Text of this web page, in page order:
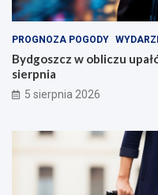
PROGNOZA POGODY
Bydgoszcz w obliczu
sierpnia
5 sierpnia 2026